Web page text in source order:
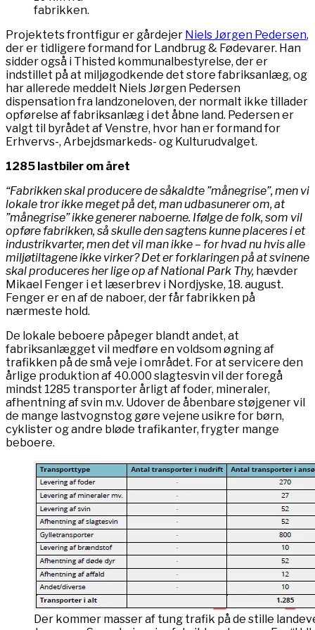
fabrikken.
Projektets frontfigur er gårdejer Niels Jørgen Pedersen,
der er tidligere formand for Landbrug & Fødevarer. Han
sidder også i Thisted kommunalbestyrelse, der er
indstillet på at miljøgodkende det store fabriksanlæg, og
har allerede meddelt Niels Jørgen Pedersen
dispensation fra landzoneloven, der normalt ikke tillader
opførelse af fabriksanlæg i det åbne land. Pedersen er
valgt til byrådet af Venstre, hvor han er formand for
Erhvervs-, Arbejdsmarkeds- og Kulturudvalget.
1285 lastbiler om året
“Fabrikken skal producere de såkaldte ”månegrise”, men vi
lokale tror ikke meget på det, man udbasunerer om, at
”månegrise” ikke generer naboerne. Ifølge de folk, som vil
opføre fabrikken, så skulle den sagtens kunne placeres i et
industrikvarter, men det vil man ikke – for hvad nu hvis alle
miljøtiltagene ikke virker? Det er forklaringen på at svinene
skal produceres her lige op af National Park Thy, hævder
Mikael Fenger i et læserbrev i Nordjyske, 18. august.
Fenger er en af de naboer, der får fabrikken på
nærmeste hold.
De lokale beboere påpeger blandt andet, at
fabriksanlægget vil medføre en voldsom øgning af
trafikken på de små veje i området. For at servicere den
årlige produktion af 40.000 slagtesvin vil der foregå
mindst 1285 transporter årligt af foder, mineraler,
afhentning af svin m.v. Udover de åbenbare støjgener vil
de mange lastvognstog gøre vejene usikre for børn,
cyklister og andre bløde trafikanter, frygter mange
beboere.
Der kommer masser af tung trafik på de stille